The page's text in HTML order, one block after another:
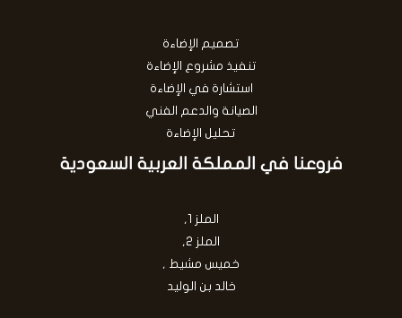
تصميم الإضاءة
تنفيذ مشروع الإضاءة
استشارة في الإضاءة
الصيانة والدعم الفني
تحليل الإضاءة
فروعنا في المملكة العربية السعودية
الملز 1,
الملز 2,
خميس مشيط ,
خالد بن الوليد